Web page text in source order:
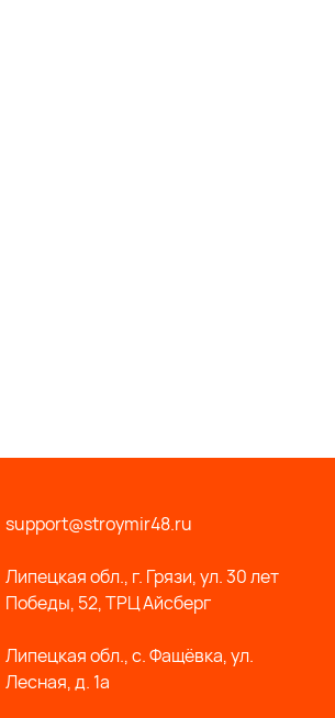
support@stroymir48.ru
Липецкая обл., г. Грязи, ул. 30 лет
Победы, 52, ТРЦ Айсберг
Липецкая обл., с. Фащёвка, ул.
Лесная, д. 1а